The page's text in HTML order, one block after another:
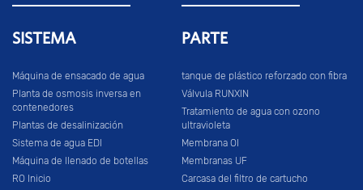
SISTEMA
Máquina de ensacado de agua
Planta de osmosis inversa en
contenedores
Plantas de desalinización
Sistema de agua EDI
Máquina de llenado de botellas
RO Inicio
PARTE
tanque de plástico reforzado con fibra
Válvula RUNXIN
Tratamiento de agua con ozono
ultravioleta
Membrana OI
Membranas UF
Carcasa del filtro de cartucho